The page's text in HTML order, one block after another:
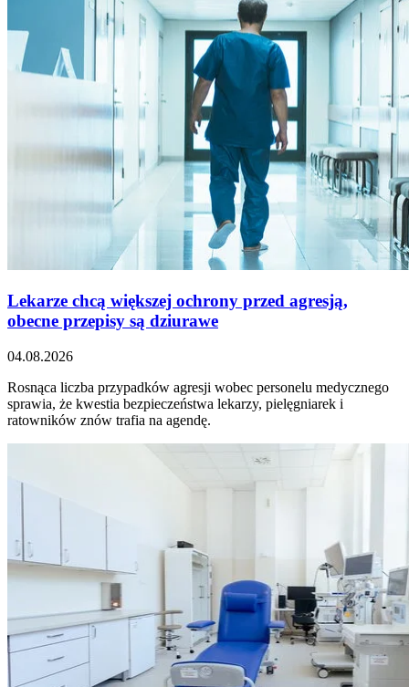
Lekarze chcą większej ochrony przed agresją,
obecne przepisy są dziurawe
04.08.2026
Rosnąca liczba przypadków agresji wobec personelu medycznego
sprawia, że kwestia bezpieczeństwa lekarzy, pielęgniarek i
ratowników znów trafia na agendę.